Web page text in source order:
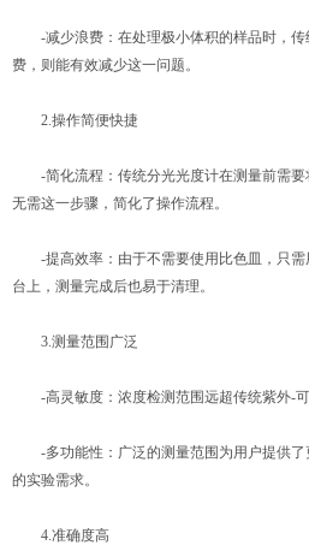
-减少浪费：在处理极小体积的样品时，传
费，则能有效减少这一问题。
2.操作简便快捷
-简化流程：传统分光光度计在测量前需要
无需这一步骤，简化了操作流程。
-提高效率：由于不需要使用比色皿，只需
台上，测量完成后也易于清理。
3.测量范围广泛
-高灵敏度：浓度检测范围远超传统紫外-可
-多功能性：广泛的测量范围为用户提供了
的实验需求。
4.准确度高